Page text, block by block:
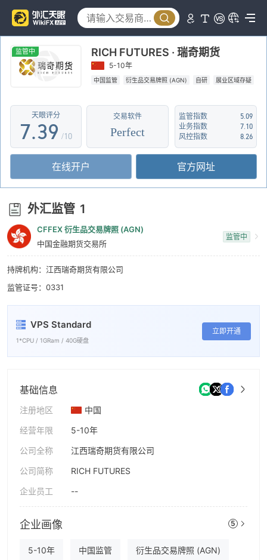
监管中 RICH FUTURES · 瑞奇期货
5-10年
中国监管 衍生品交易牌照 (AGN) 自研 展业区域存疑
天眼评分
2
3
4
5
6
7
8
9
.
0
2
3
4
5
6
7
8
9
4
5
6
8
9 /10
交易软件
Perfect
监管指数
5.09
业务指数
7.10
风控指数
8.26
在线开户 官方网址
外汇监管 1
CFFEX 衍生品交易牌照 (AGN)
中国金融期货交易所
监管中
持牌机构：江西瑞奇期货有限公司
监管证号：0331
VPS Standard
1*CPU / 1GRam / 40G硬盘
立即开通
基础信息
注册地区
中国
经营年限
5-10年
公司全称
江西瑞奇期货有限公司
公司简称
RICH FUTURES
企业员工
--
企业画像 5
5-10年 中国监管 衍生品交易牌照 (AGN)